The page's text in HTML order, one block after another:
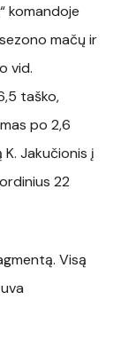
komandoje
mačų ir
vid.
taško,
po 2,6
Jakučionis į
22
Visą